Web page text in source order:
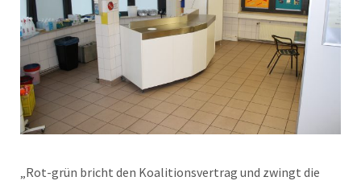
„Rot-grün bricht den Koalitionsvertrag und zwingt die